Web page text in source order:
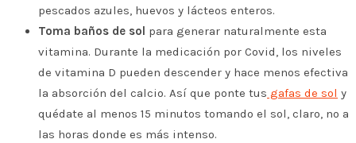
pescados azules, huevos y lácteos enteros.
Toma baños de sol para generar naturalmente esta
vitamina. Durante la medicación por Covid, los niveles
de vitamina D pueden descender y hace menos efectiva
la absorción del calcio. Así que ponte tus gafas de sol y
quédate al menos 15 minutos tomando el sol, claro, no a
las horas donde es más intenso.